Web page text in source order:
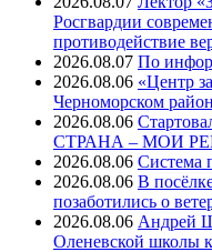
Росгвардии
противодействие
2026.08.07 ⁠По
2026.08.06 «Центр
Черноморском
2026.08.06
СТРАНА – МОИ
2026.08.06 Система
2026.08.06 В
позаботились о
2026.08.06 Андрей
Оленевской школы